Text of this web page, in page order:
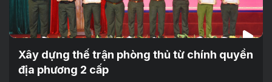
Xây dựng thế trận phòng thủ từ chính quyền
địa phương 2 cấp